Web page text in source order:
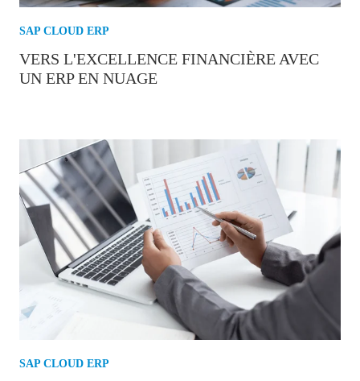
SAP CLOUD ERP
VERS L'EXCELLENCE FINANCIÈRE AVEC
UN ERP EN NUAGE
SAP CLOUD ERP